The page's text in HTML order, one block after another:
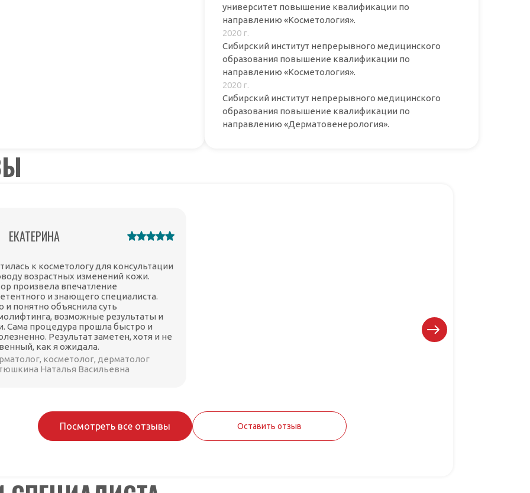
университет повышение квалификации по
направлению «Косметология».
2020 г.
Сибирский институт непрерывного медицинского
образования повышение квалификации по
направлению «Косметология».
2020 г.
Сибирский институт непрерывного медицинского
образования повышение квалификации по
направлению «Дерматовенерология».
ЕКАТЕРИНА
к косметологу для консультации
возрастных изменений кожи.
произвела впечатление
и знающего специалиста.
и понятно объяснила суть
возможные результаты и
Сама процедура прошла быстро и
Результат заметен, хотя и не
как я ожидала.
косметолог, дерматолог
Наталья Васильевна
Посмотреть все отзывы Оставить отзыв